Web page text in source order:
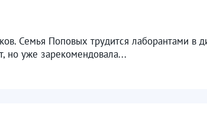
Семья Поповых трудится лаборантами в
но уже зарекомендовала...